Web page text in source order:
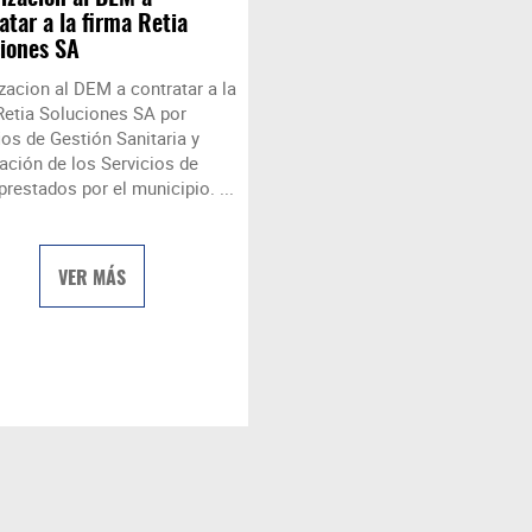
a la firma Retia
SA
al DEM a contratar a la
Soluciones SA por
de Gestión Sanitaria y
de los Servicios de
por el municipio. ...
VER MÁS